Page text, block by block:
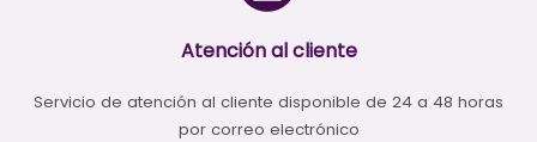
Atención al cliente
Servicio de atención al cliente disponible de 24 a 48 horas
por correo electrónico